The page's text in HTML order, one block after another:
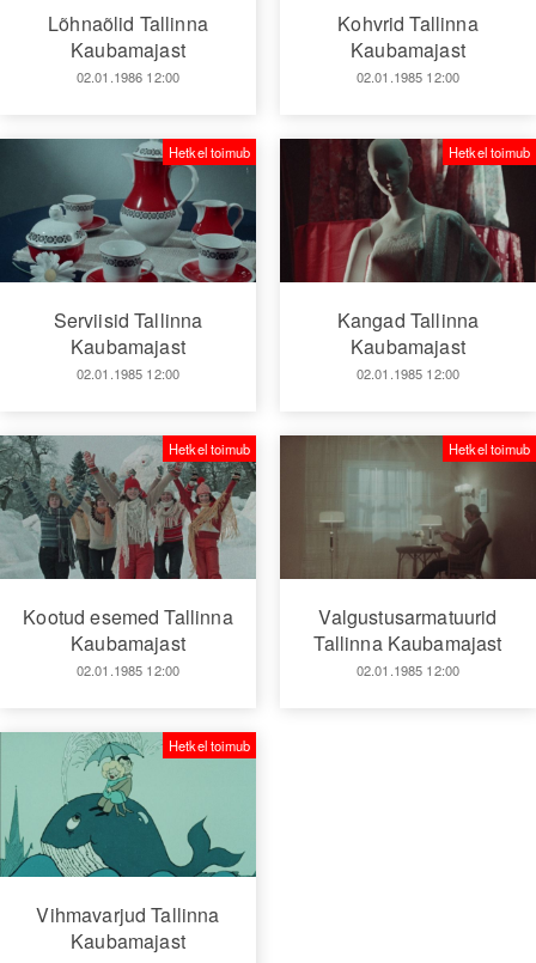
Lõhnaõlid Tallinna
Kaubamajast
02.01.1986 12:00
Kohvrid Tallinna
Kaubamajast
02.01.1985 12:00
Serviisid Tallinna
Kaubamajast
02.01.1985 12:00
Hetkel toimub
Kangad Tallinna
Kaubamajast
02.01.1985 12:00
Hetkel toimub
Kootud esemed Tallinna
Kaubamajast
02.01.1985 12:00
Hetkel toimub
Valgustusarmatuurid
Tallinna Kaubamajast
02.01.1985 12:00
Hetkel toimub
Vihmavarjud Tallinna
Kaubamajast
Hetkel toimub